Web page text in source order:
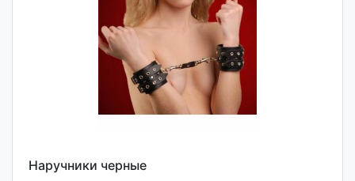
Наручники черные